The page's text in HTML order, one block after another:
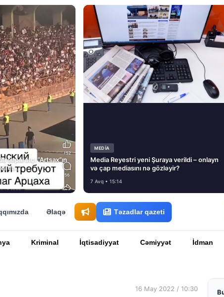
separatçı “Artsax”ın
və…
MEDİA
Media Reyestri yeni Şuraya verildi – onlayn
və çap mediasını nə gözləyir?
7 Avq • 15:14
Əlaqə Təzadlar qazeti
Kriminal İqtisadiyyat Cəmiyyət İdman
16 May 2022 / 10:30